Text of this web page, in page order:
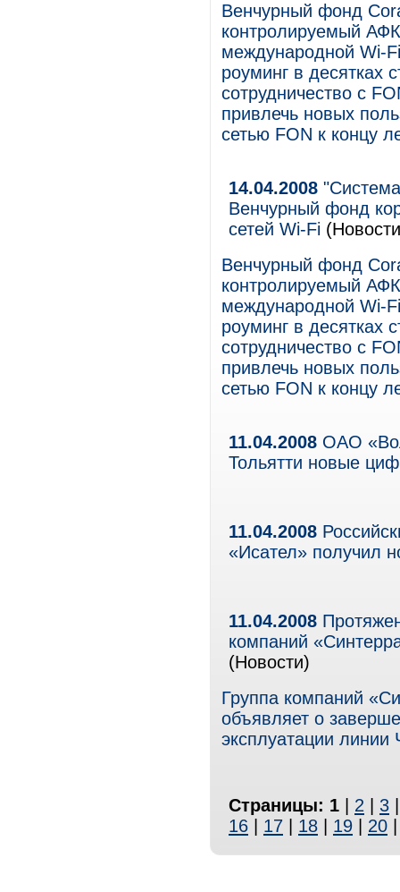
Венчурный фонд
контролируемый
международной Wi-
роуминг в десятках
сотрудничество с
привлечь новых
сетью FON к концу
14.04.2008
Венчурный фонд
сетей Wi-Fi
Венчурный фонд
контролируемый
международной Wi-
роуминг в десятках
сотрудничество с
привлечь новых
сетью FON к концу
11.04.2008 ОАО
Тольятти новые
11.04.2008
«Исател» получил
11.04.2008
компаний
(Новости)
Группа компаний
объявляет о
эксплуатации
Страницы: 1 2 3
16
17 18 19 20